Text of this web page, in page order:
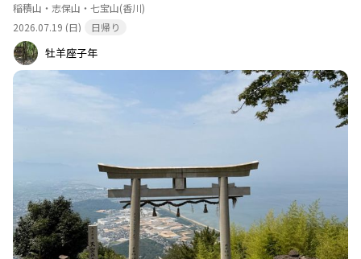
稲積山・志保山・七宝山(香川)
2026.07.19 (日)
日帰り
牡羊座子年